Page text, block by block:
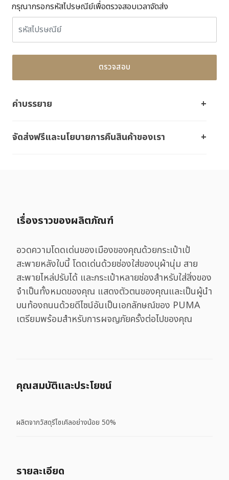
กรุณากรอกรหัสไปรษณีย์เพื่อตรวจสอบเวลาจัดส่ง
ตรวจสอบ
คำบรรยาย
จัดส่งฟรีและนโยบายการคืนสินค้าของเรา
เรื่องราวของผลิตภัณฑ์
อวดความโดดเด่นของเมืองของคุณด้วยกระเป๋าเป้
สะพายหลังใบนี้ โดดเด่นด้วยช่องใส่ของบุผ้านุ่ม สาย
สะพายไหล่ปรับได้ และกระเป๋าหลายช่องสำหรับใส่สิ่งของ
จำเป็นทั้งหมดของคุณ แสดงตัวตนของคุณและเป็นผู้นำ
บนท้องถนนด้วยดีไซน์อันเป็นเอกลักษณ์ของ PUMA
เตรียมพร้อมสำหรับการผจญภัยครั้งต่อไปของคุณ
คุณสมบัติและประโยชน์
ผลิตจากวัสดุรีไซเคิลอย่างน้อย 50%
รายละเอียด